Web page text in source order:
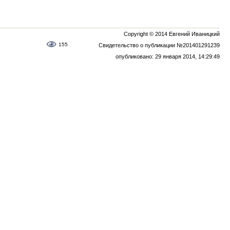
Copyright © 2014 Евгений Иваницкий
Свидетельство о публикации №201401291239
опубликовано: 29 января 2014, 14:29:49
155